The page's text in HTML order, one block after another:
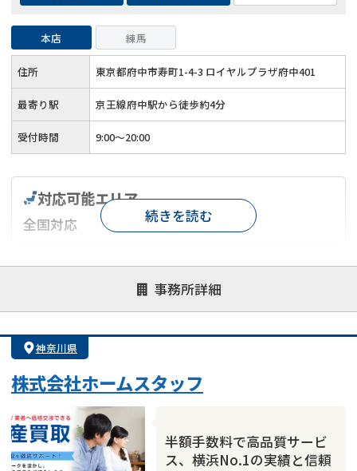
本店 練馬
住所 東京都府中市寿町1-4-3 ロイヤルプラザ府中401
最寄り駅 京王線府中駅から徒歩約4分
受付時間 9:00～20:00
事務所詳細
対応可能エリア
全国対応
対応が親身 オンライン面談可能
レスポンスが早い
1億円以上の買取可
続きを読む
神奈川県
株式会社ホームスタッフ
半額手数料で高品質サービ
ス、横浜No.1の実績と信頼